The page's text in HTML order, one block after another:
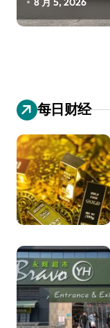
每日财经